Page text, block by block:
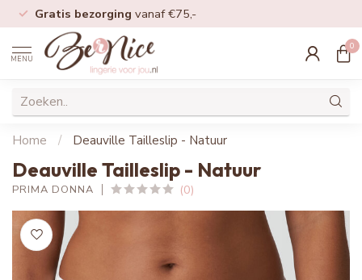
Gratis bezorging vanaf €75,-
MENU
0
Home / Deauville Tailleslip - Natuur
Deauville Tailleslip - Natuur
PRIMA DONNA (0)